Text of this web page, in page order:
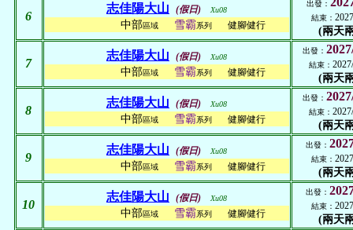
6
志佳陽大山 (假日) Xu08
中部區域 雪霸系列 健腳健行
出發：
結束：
(兩天
7
志佳陽大山 (假日) Xu08
中部區域 雪霸系列 健腳健行
出發：
結束：
(兩天
8
志佳陽大山 (假日) Xu08
中部區域 雪霸系列 健腳健行
出發：
結束：
(兩天
9
志佳陽大山 (假日) Xu08
中部區域 雪霸系列 健腳健行
出發：
結束：
(兩天
10
志佳陽大山 (假日) Xu08
中部區域 雪霸系列 健腳健行
出發：
結束：
(兩天